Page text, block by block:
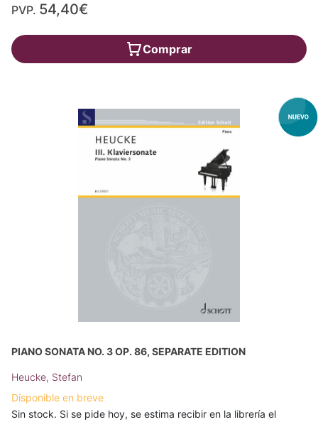
PVP. 54,40€
Comprar
PIANO SONATA NO. 3 OP. 86, SEPARATE EDITION
Heucke, Stefan
Disponible en breve
Sin stock. Si se pide hoy, se estima recibir en la librería el